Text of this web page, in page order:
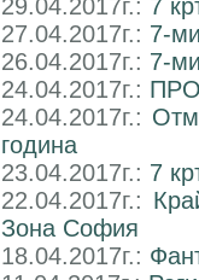
29.04.2017г.: 7
27.04.2017г.: 7-
26.04.2017г.: 7-
24.04.2017г.:
24.04.2017г.:
година
23.04.2017г.: 7
22.04.2017г.:
Зона София
18.04.2017г.: